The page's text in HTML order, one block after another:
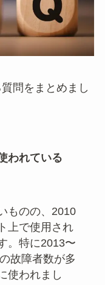
問をまとめまし
われている
ものの、2010
上で使用され
。特に2013〜
故障者数が多
使われまし